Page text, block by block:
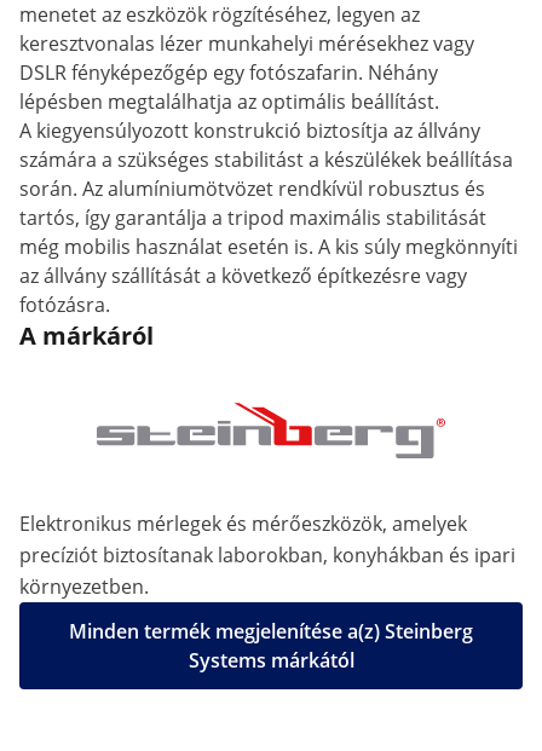
menetet az eszközök rögzítéséhez, legyen az
keresztvonalas lézer munkahelyi mérésekhez vagy
DSLR fényképezőgép egy fotószafarin. Néhány
lépésben megtalálhatja az optimális beállítást.
A kiegyensúlyozott konstrukció biztosítja az állvány
számára a szükséges stabilitást a készülékek beállítása
során. Az alumíniumötvözet rendkívül robusztus és
tartós, így garantálja a tripod maximális stabilitását
még mobilis használat esetén is. A kis súly megkönnyíti
az állvány szállítását a következő építkezésre vagy
fotózásra.
A márkáról
Elektronikus mérlegek és mérőeszközök, amelyek
precíziót biztosítanak laborokban, konyhákban és ipari
környezetben.
Minden termék megjelenítése a(z) Steinberg
Systems márkától